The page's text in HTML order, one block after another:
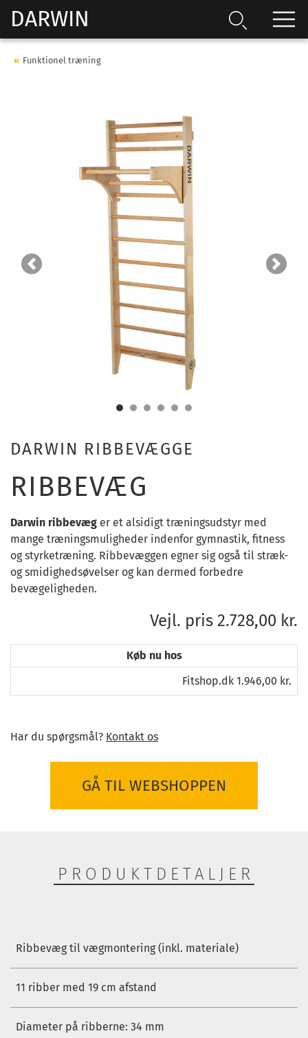
DARWIN
Funktionel træning
Previous Next
DARWIN RIBBEVÆGGE
RIBBEVÆG
Darwin ribbevæg er et alsidigt træningsudstyr med
mange træningsmuligheder indenfor gymnastik, fitness
og styrketræning. Ribbevæggen egner sig også til stræk-
og smidighedsøvelser og kan dermed forbedre
bevægeligheden.
Vejl. pris 2.728,00 kr.
Køb nu hos
Fitshop.dk 1.946,00 kr.
Har du spørgsmål? Kontakt os
GÅ TIL WEBSHOPPEN
PRODUKTDETALJER
Ribbevæg til vægmontering (inkl. materiale)
11 ribber med 19 cm afstand
Diameter på ribberne: 34 mm